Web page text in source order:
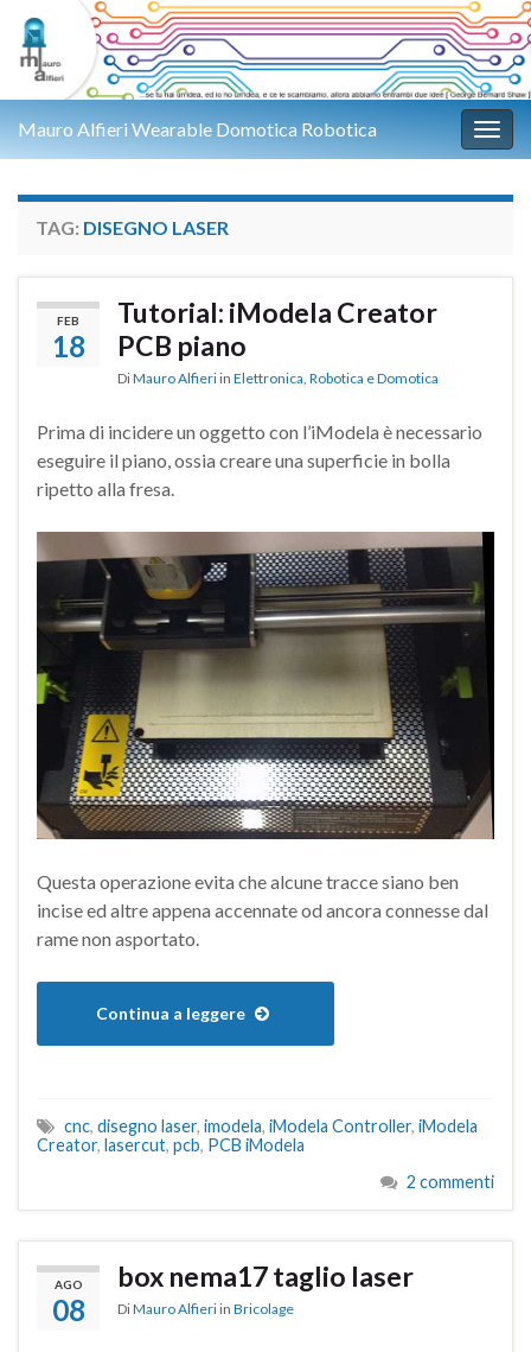
Mauro Alfieri Wearable Domotica Robotica
TAG: DISEGNO LASER
FEB
18
Tutorial: iModela Creator
PCB piano
DiMauro Alfieri in Elettronica, Robotica e Domotica
Prima di incidere un oggetto con l’iModela è necessario
eseguire il piano, ossia creare una superficie in bolla
ripetto alla fresa.
Questa operazione evita che alcune tracce siano ben
incise ed altre appena accennate od ancora connesse dal
rame non asportato.
Continua a leggere
cnc, disegno laser, imodela, iModela Controller, iModela
Creator, lasercut, pcb, PCB iModela
2 commenti
AGO
08
box nema17 taglio laser
DiMauro Alfieri in Bricolage